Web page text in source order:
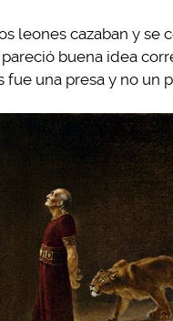
leones cazaban y se
buena idea
fue una presa y no un